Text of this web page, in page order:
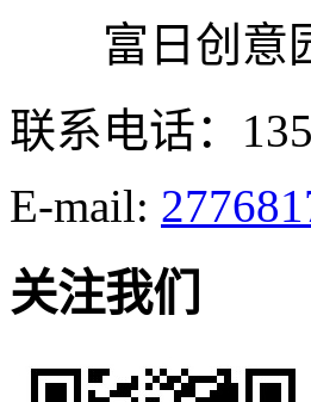
富日创意
联系电话：
E-mail:
关注我们